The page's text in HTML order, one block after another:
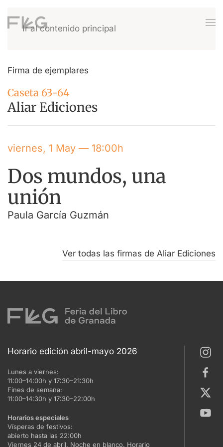
Ir al contenido principal
Firma de ejemplares
Caseta 63-64
Aliar Ediciones
viernes, 1 May — 18:00h
Dos mundos, una
unión
Paula García Guzmán
Ver todas las firmas de Aliar Ediciones
Horario edición abril-mayo 2026
Lunes a viernes:
11:00–14:00h y 17:30–21:30h
Fines de semana:
11:00–14:30h y 17:30–22:00h
Horarios especiales
Vísperas de festivos:
abierto hasta las 22:00h
Viernes 24 de abril. Noche en blanco. Horario